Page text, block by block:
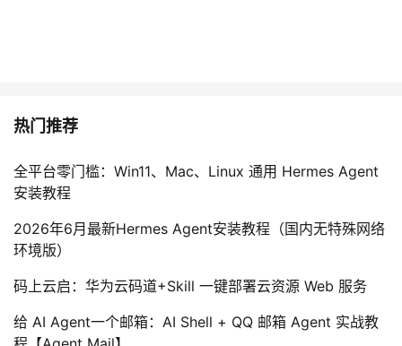
热门推荐
全平台零门槛：Win11、Mac、Linux 通用 Hermes Agent
安装教程
2026年6月最新Hermes Agent安装教程（国内无特殊网络
环境版）
码上云启：华为云码道+Skill 一键部署云资源 Web 服务
给 AI Agent一个邮箱：AI Shell + QQ 邮箱 Agent 实战教